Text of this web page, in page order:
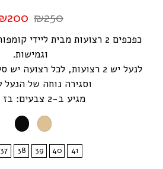
₪250
200
כפכפים 2 רצועות מבית ליידי
וגמישות.
לנעל יש 2 רצועות, לכל
וסגירה נוחה של הנעל
מגיע ב-2 צבעים: בז ושחור
37 38 39 40 41